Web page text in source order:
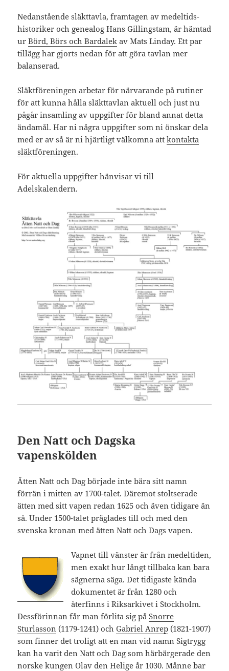
Nedanstående släkttavla, framtagen av medeltids-
historiker och genealog Hans Gillingstam, är hämtad
urBörd, Börs och Bardalek av Mats Linday. Ett par
tillägg har gjorts nedan för att göra tavlan mer
balanserad.
Släktföreningen arbetar för närvarande på rutiner
för att kunna hålla släkttavlan aktuell och just nu
pågår insamling av uppgifter för bland annat detta
ändamål. Har ni några uppgifter som ni önskar dela
med er av så är ni hjärtligt välkomna attkontakta
släktföreningen.
För aktuella uppgifter hänvisar vi till
Adelskalendern.
Den Natt och Dagska
vapenskölden
Ätten Natt och Dag började inte bära sitt namn
förrän i mitten av 1700-talet. Däremot stoltserade
ätten med sitt vapen redan 1625 och även tidigare än
så. Under 1500-talet präglades till och med den
svenska kronan med ätten Natt och Dags vapen.
Vapnet till vänster är från medeltiden,
men exakt hur långt tillbaka kan bara
sägnerna säga. Det tidigaste kända
dokumentet är från 1280 och
återfinns i Riksarkivet i Stockholm.
Dessförinnan får man förlita sig påSnorre
Sturlasson (1179-1241) ochGabriel Anrep (1821-1907)
som finner det troligt att en man vid namn Sigtrygg
kan ha varit den Natt och Dag som härbärgerade den
norske kungen Olav den Helige år 1030. Månne bar